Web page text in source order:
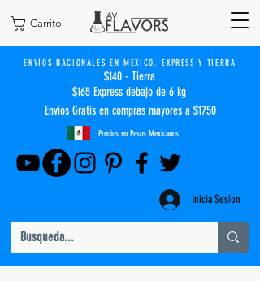
Carrito
ENVÍOS NACIONALES EN MEXICO. EXPRESS Y TIERRA
$140 - Tierra
$165 Express debajo de 6 kg
Envíos Gratis en compras mayores a $1750
Precios en Pesos Mexicanos
Inicia Sesion